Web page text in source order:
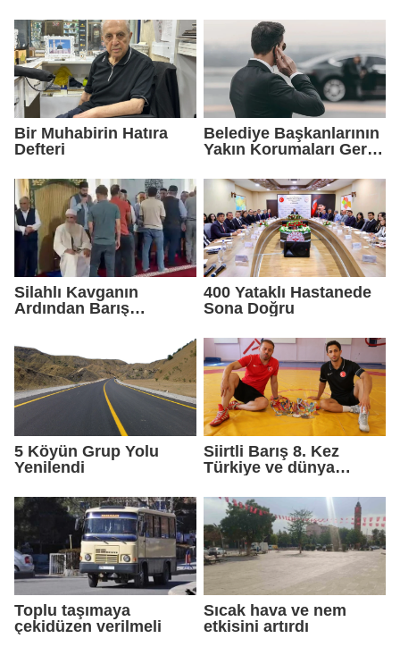
Bir Muhabirin Hatıra
Defteri
Belediye Başkanlarının
Yakın Korumaları Geri
Silahlı Kavganın
Ardından Barış
400 Yataklı Hastanede
Sona Doğru
5 Köyün Grup Yolu
Yenilendi
Siirtli Barış 8. Kez
Türkiye ve dünya
Toplu taşımaya
çekidüzen verilmeli
Sıcak hava ve nem
etkisini artırdı